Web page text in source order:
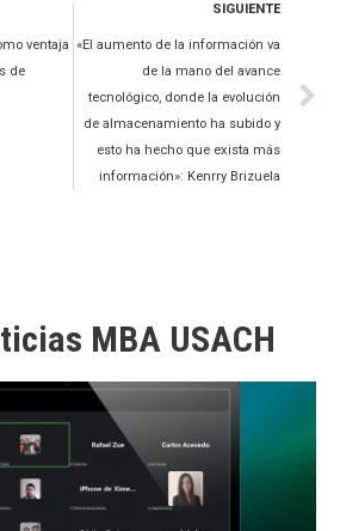
ventaja
de
SIGUIENTE
«El aumento de la información va
de la mano del avance
tecnológico, donde la evolución
de almacenamiento ha subido y
esto ha hecho que exista más
información»: Kenrry Brizuela
MBA USACH